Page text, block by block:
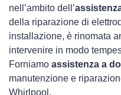
nell’ambito dell’
della riparazione di
installazione, è rinomata
intervenire in modo
Forniamo assistenza a
manutenzione e
Whirlpool.